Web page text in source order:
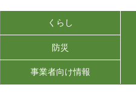
くらし
防災
事業者向け情報